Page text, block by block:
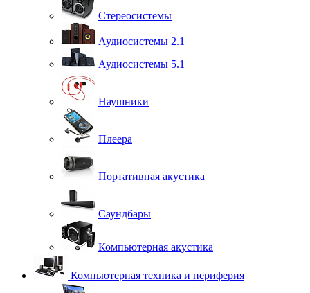
Стереосистемы
Аудиосистемы 2.1
Аудиосистемы 5.1
Наушники
Плеера
Портативная акустика
Саундбары
Компьютерная акустика
Компьютерная техника и периферия